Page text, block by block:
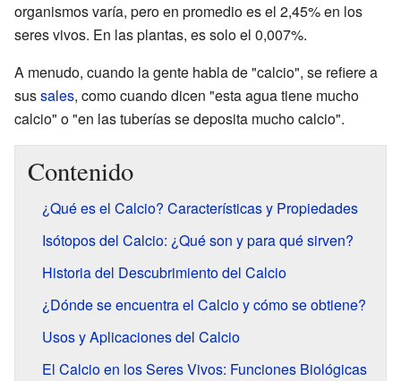
organismos varía, pero en promedio es el 2,45% en los
seres vivos. En las plantas, es solo el 0,007%.
A menudo, cuando la gente habla de "calcio", se refiere a
sussales, como cuando dicen "esta agua tiene mucho
calcio" o "en las tuberías se deposita mucho calcio".
Contenido
¿Qué es el Calcio? Características y Propiedades
Isótopos del Calcio: ¿Qué son y para qué sirven?
Historia del Descubrimiento del Calcio
¿Dónde se encuentra el Calcio y cómo se obtiene?
Usos y Aplicaciones del Calcio
El Calcio en los Seres Vivos: Funciones Biológicas